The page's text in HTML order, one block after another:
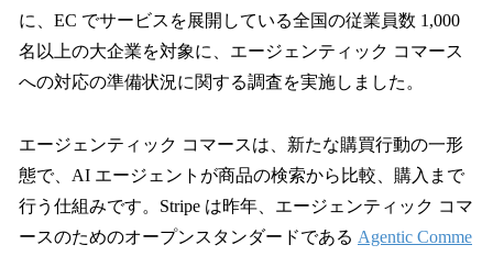
読
み
込
み
で
す
に、EC でサービスを展開している全国の従業員数 1,000
名以上の大企業を対象に、エージェンティック コマース
への対応の準備状況に関する調査を実施しました。
エージェンティック コマースは、新たな購買行動の一形
態で、AI エージェントが商品の検索から比較、購入まで
行う仕組みです。Stripe は昨年、エージェンティック コマ
ースのためのオープンスタンダードである Agentic Comme